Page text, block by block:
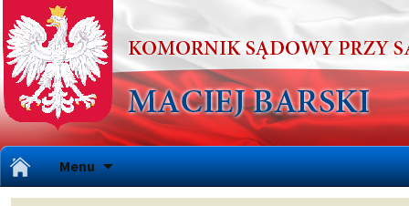
Menu
do